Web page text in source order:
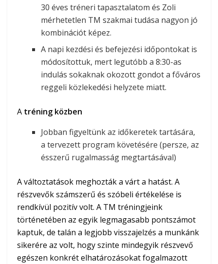
30 éves tréneri tapasztalatom és Zoli
mérhetetlen TM szakmai tudása nagyon jó
kombinációt képez.
A napi kezdési és befejezési időpontokat is
módosítottuk, mert legutóbb a 8:30-as
indulás sokaknak okozott gondot a főváros
reggeli közlekedési helyzete miatt.
A tréning közben
Jobban figyeltünk az időkeretek tartására,
a tervezett program követésére (persze, az
ésszerű rugalmasság megtartásával)
A változtatások meghozták a várt a hatást. A
részvevők számszerű és szóbeli értékelése is
rendkívül pozitív volt. A TM tréningjeink
történetében az egyik legmagasabb pontszámot
kaptuk, de talán a legjobb visszajelzés a munkánk
sikerére az volt, hogy szinte mindegyik részvevő
egészen konkrét elhatározásokat fogalmazott